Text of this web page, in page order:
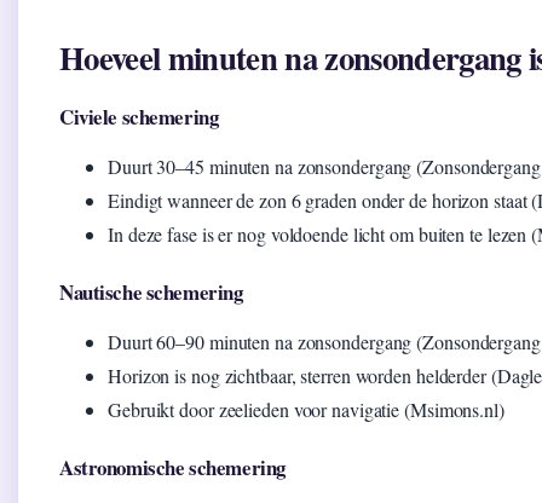
Hoeveel minuten na zonsondergang
Civiele schemering
Duurt 30–45 minuten na zonsondergang
Eindigt wanneer de zon 6 graden onder de horizon staat
In deze fase is er nog voldoende licht om buiten te lezen
Nautische schemering
Duurt 60–90 minuten na zonsondergang
Horizon is nog zichtbaar, sterren worden helderder
Gebruikt door zeelieden voor navigatie (Msimons.nl)
Astronomische schemering